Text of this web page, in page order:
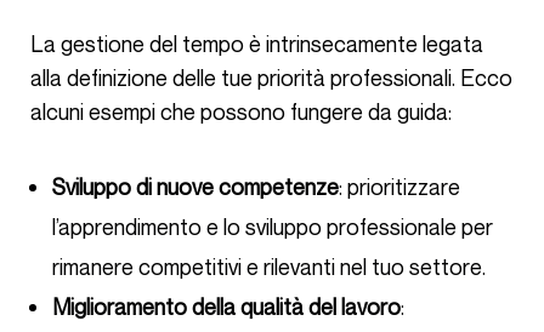
La gestione del tempo è intrinsecamente legata
alla definizione delle tue priorità professionali. Ecco
alcuni esempi che possono fungere da guida:
Sviluppo di nuove competenze: prioritizzare
l’apprendimento e lo sviluppo professionale per
rimanere competitivi e rilevanti nel tuo settore.
Miglioramento della qualità del lavoro: